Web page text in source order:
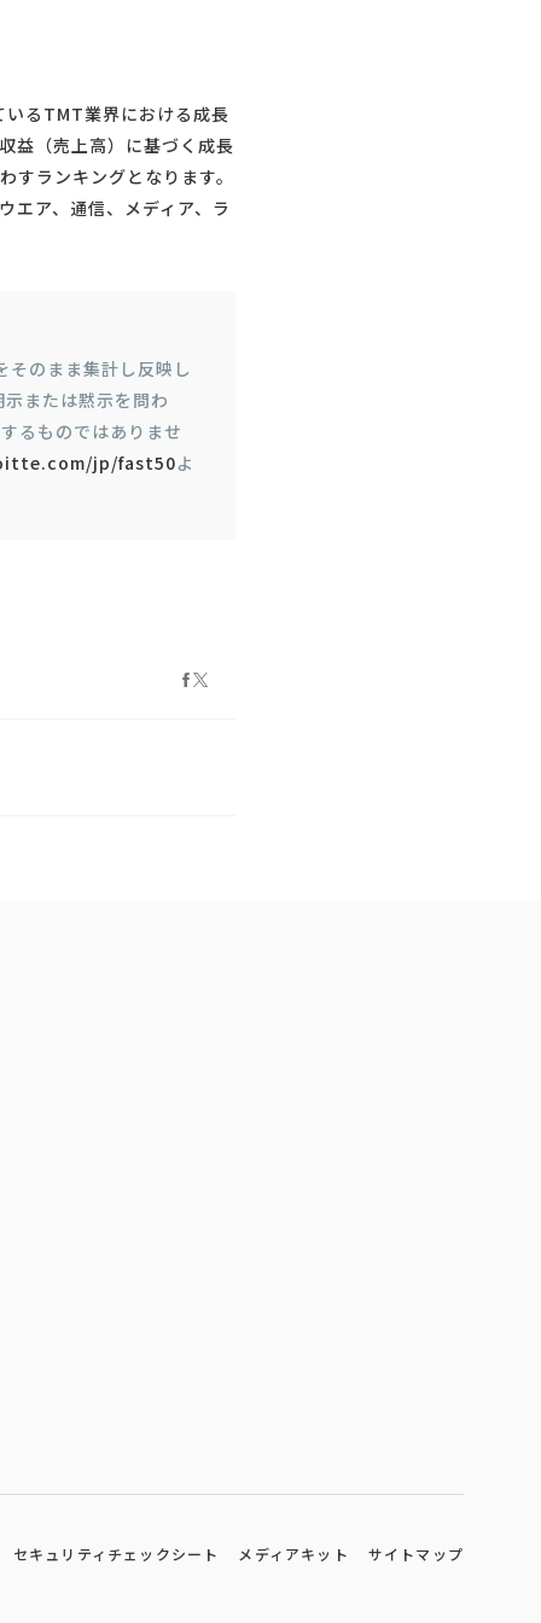
るTMT業界における成長
益（売上高）に基づく成長
ランキングとなります。
エア、通信、メディア、ラ
のまま集計し反映し
または黙示を問わ
るものではありませ
jp/fast50よ
セキュリティチェックシート メディアキット サイトマップ